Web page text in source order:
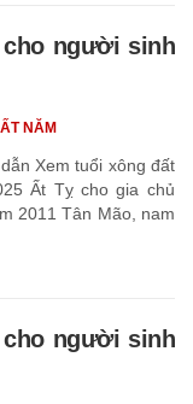
cho người sinh
Xem tuổi xông đất
Ất Tỵ cho gia chủ
2011 Tân Mão, nam
NĂM
cho người sinh